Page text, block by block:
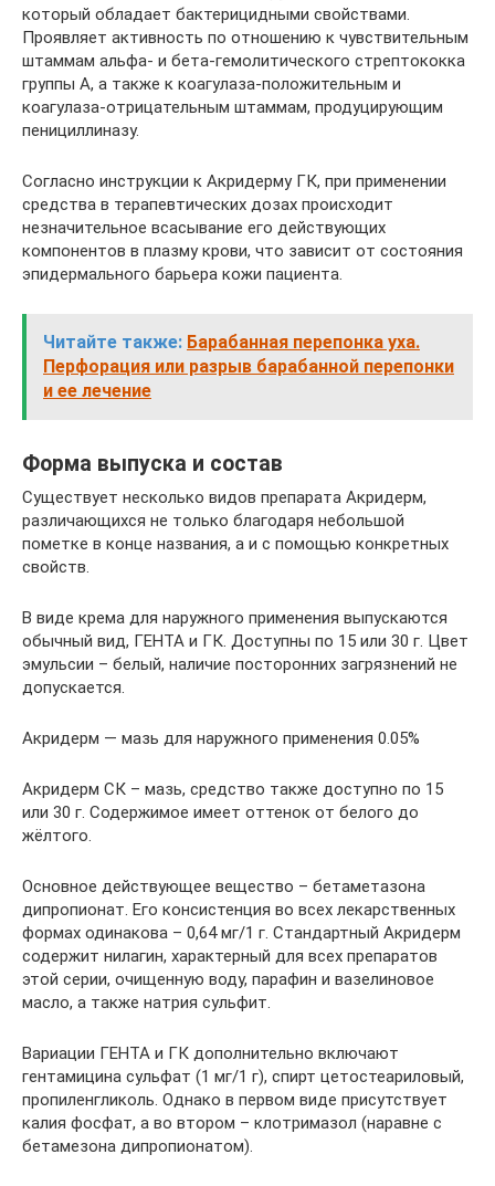
который обладает бактерицидными свойствами.
Проявляет активность по отношению к чувствительным
штаммам альфа- и бета-гемолитического стрептококка
группы А, а также к коагулаза-положительным и
коагулаза-отрицательным штаммам, продуцирующим
пенициллиназу.
Согласно инструкции к Акридерму ГК, при применении
средства в терапевтических дозах происходит
незначительное всасывание его действующих
компонентов в плазму крови, что зависит от состояния
эпидермального барьера кожи пациента.
Читайте также: Барабанная перепонка уха.
Перфорация или разрыв барабанной перепонки
и ее лечение
Форма выпуска и состав
Существует несколько видов препарата Акридерм,
различающихся не только благодаря небольшой
пометке в конце названия, а и с помощью конкретных
свойств.
В виде крема для наружного применения выпускаются
обычный вид, ГЕНТА и ГК. Доступны по 15 или 30 г. Цвет
эмульсии – белый, наличие посторонних загрязнений не
допускается.
Акридерм — мазь для наружного применения 0.05%
Акридерм СК – мазь, средство также доступно по 15
или 30 г. Содержимое имеет оттенок от белого до
жёлтого.
Основное действующее вещество – бетаметазона
дипропионат. Его консистенция во всех лекарственных
формах одинакова – 0,64 мг/1 г. Стандартный Акридерм
содержит нилагин, характерный для всех препаратов
этой серии, очищенную воду, парафин и вазелиновое
масло, а также натрия сульфит.
Вариации ГЕНТА и ГК дополнительно включают
гентамицина сульфат (1 мг/1 г), спирт цетостеариловый,
пропиленгликоль. Однако в первом виде присутствует
калия фосфат, а во втором – клотримазол (наравне с
бетамезона дипропионатом).